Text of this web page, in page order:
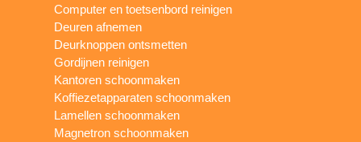
Computer en toetsenbord reinigen
Deuren afnemen
Deurknoppen ontsmetten
Gordijnen reinigen
Kantoren schoonmaken
Koffiezetapparaten schoonmaken
Lamellen schoonmaken
Magnetron schoonmaken